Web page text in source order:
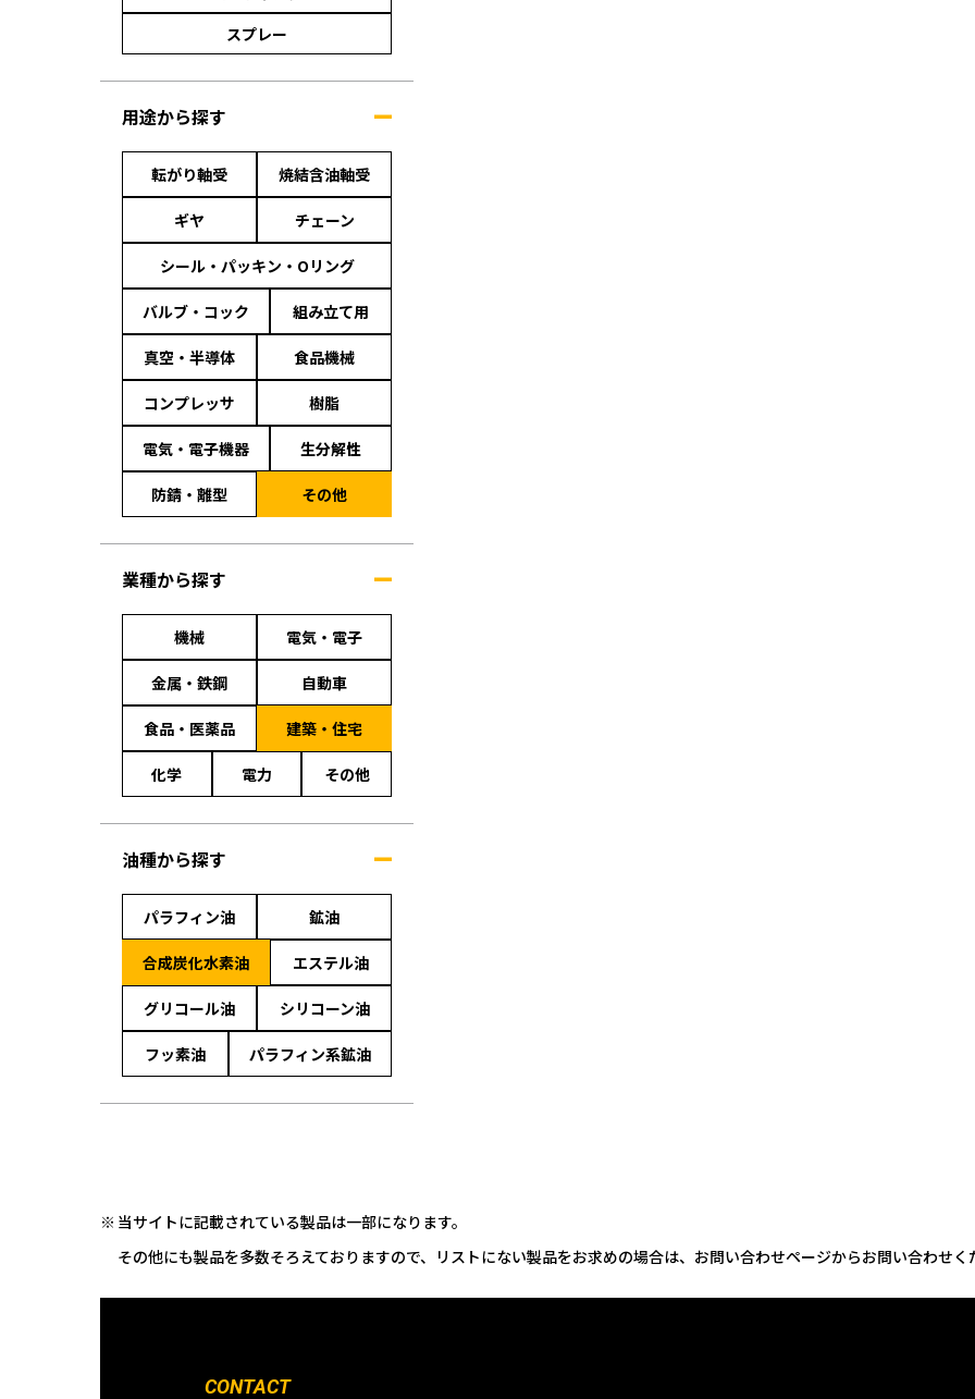
スプレー
用途から探す
転がり軸受 焼結含油軸受
ギヤ チェーン
シール・パッキン・Oリング
バルブ・コック 組み立て用
真空・半導体 食品機械
コンプレッサ 樹脂
電気・電子機器 生分解性
防錆・離型 その他
業種から探す
機械 電気・電子
金属・鉄鋼 自動車
食品・医薬品 建築・住宅
化学 電力 その他
油種から探す
パラフィン油 鉱油
合成炭化水素油 エステル油
グリコール油 シリコーン油
フッ素油 パラフィン系鉱油
当サイトに記載されている製品は一部になります。
その他にも製品を多数そろえておりますので、リストにない製品をお求めの場合は、お問い合わせページからお問い合わせく
CONTACT